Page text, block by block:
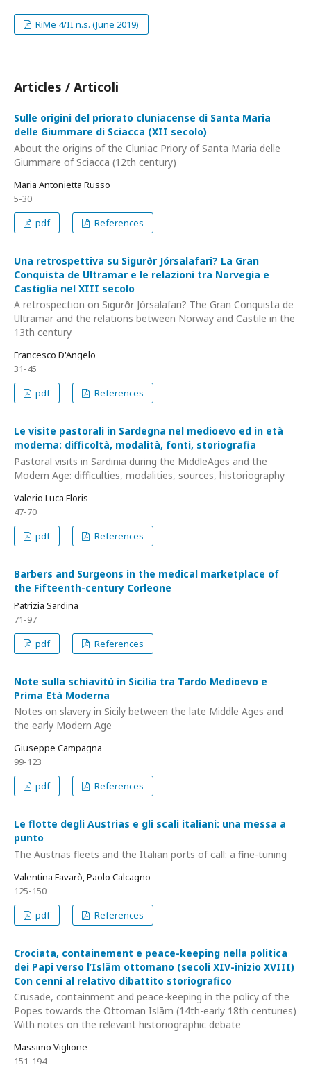
RiMe 4/II n.s. (June 2019)
Articles / Articoli
Sulle origini del priorato cluniacense di Santa Maria
delle Giummare di Sciacca (XII secolo)
About the origins of the Cluniac Priory of Santa Maria delle
Giummare of Sciacca (12th century)
Maria Antonietta Russo
5-30
pdf
References
Una retrospettiva su Sigurðr Jórsalafari? La Gran
Conquista de Ultramar e le relazioni tra Norvegia e
Castiglia nel XIII secolo
A retrospection on Sigurðr Jórsalafari? The Gran Conquista de
Ultramar and the relations between Norway and Castile in the
13th century
Francesco D'Angelo
31-45
pdf
References
Le visite pastorali in Sardegna nel medioevo ed in età
moderna: difficoltà, modalità, fonti, storiografia
Pastoral visits in Sardinia during the MiddleAges and the
Modern Age: difficulties, modalities, sources, historiography
Valerio Luca Floris
47-70
pdf
References
Barbers and Surgeons in the medical marketplace of
the Fifteenth-century Corleone
Patrizia Sardina
71-97
pdf
References
Note sulla schiavitù in Sicilia tra Tardo Medioevo e
Prima Età Moderna
Notes on slavery in Sicily between the late Middle Ages and
the early Modern Age
Giuseppe Campagna
99-123
pdf
References
Le flotte degli Austrias e gli scali italiani: una messa a
punto
The Austrias fleets and the Italian ports of call: a fine-tuning
Valentina Favarò, Paolo Calcagno
125-150
pdf
References
Crociata, containement e peace-keeping nella politica
dei Papi verso l’Islām ottomano (secoli XIV-inizio XVIII)
Con cenni al relativo dibattito storiografico
Crusade, containment and peace-keeping in the policy of the
Popes towards the Ottoman Islām (14th-early 18th centuries)
With notes on the relevant historiographic debate
Massimo Viglione
151-194